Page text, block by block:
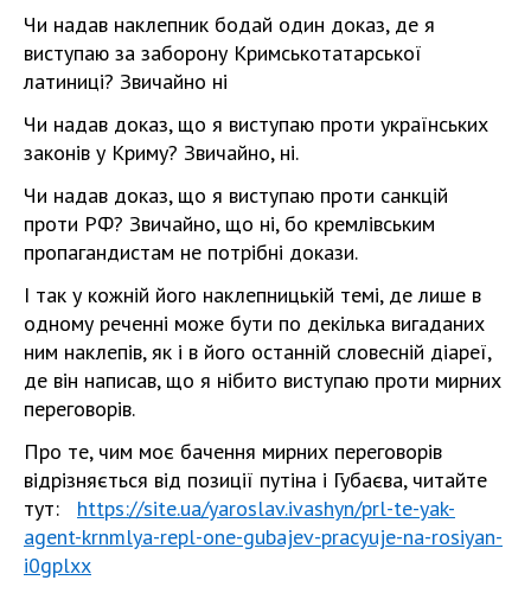
Чи надав наклепник бодай один доказ, де я
виступаю за заборону Кримськотатарської
латиниці? Звичайно ні
Чи надав доказ, що я виступаю проти українських
законів у Криму? Звичайно, ні.
Чи надав доказ, що я виступаю проти санкцій
проти РФ? Звичайно, що ні, бо кремлівським
пропагандистам не потрібні докази.
І так у кожній його наклепницькій темі, де лише в
одному реченні може бути по декілька вигаданих
ним наклепів, як і в його останній словесній діареї,
де він написав, що я нібито виступаю проти мирних
переговорів.
Про те, чим моє бачення мирних переговорів
відрізняється від позиції путіна і Губаєва, читайте
тут: https://site.ua/yaroslav.ivashyn/prl-te-yak-
agent-krnmlya-repl-one-gubajev-pracyuje-na-rosiyan-
i0gplxx